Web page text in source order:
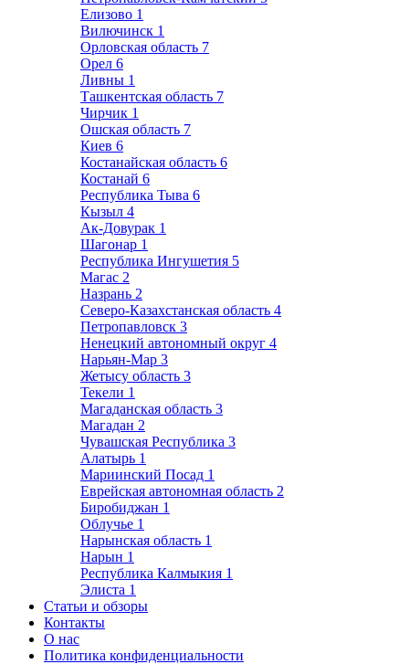
Елизово 1
Вилючинск 1
Орловская область 7
Орел 6
Ливны 1
Ташкентская область 7
Чирчик 1
Ошская область 7
Киев 6
Костанайская область 6
Костанай 6
Республика Тыва 6
Кызыл 4
Ак-Довурак 1
Шагонар 1
Республика Ингушетия 5
Магас 2
Назрань 2
Северо-Казахстанская область 4
Петропавловск 3
Ненецкий автономный округ 4
Нарьян-Мар 3
Жетысу область 3
Текели 1
Магаданская область 3
Магадан 2
Чувашская Республика 3
Алатырь 1
Мариинский Посад 1
Еврейская автономная область 2
Биробиджан 1
Облучье 1
Нарынская область 1
Нарын 1
Республика Калмыкия 1
Элиста 1
Статьи и обзоры
Контакты
О нас
Политика конфиденциальности